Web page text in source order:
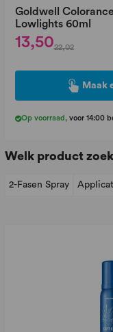
Goldwell
Lowlights 60ml
13,5022,02
Maak
Op voorraad , voor 14:00
Welk product
2-Fasen Spray